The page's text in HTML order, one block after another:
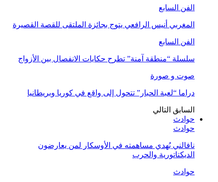
الفن السابع
المغربي أنيس الرافعي يتوج بجائزة الملتقى للقصة القصيرة
الفن السابع
سلسلة “منطقة آمنة” تطرح حكايات الانفصال بين الأزواج
صوت و صورة
دراما “لعبة الحبار” تتحول إلى واقع في كوريا وبريطانيا
السابق التالي
حوادث
حوادث
نافالني يُهدي مساهمته في الأوسكار لمن يعارضون
الديكتاتورية والحرب
حوادث